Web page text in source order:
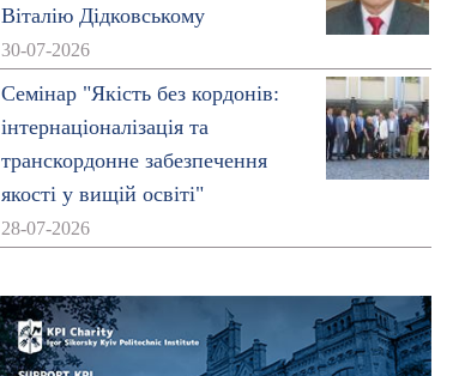
Віталію Дідковському
30-07-2026
Семінар "Якість без кордонів:
інтернаціоналізація та
транскордонне забезпечення
якості у вищій освіті"
28-07-2026